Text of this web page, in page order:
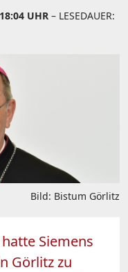
UHR – LESEDAUER:
Bild: Bistum Görlitz
Siemens
Görlitz zu